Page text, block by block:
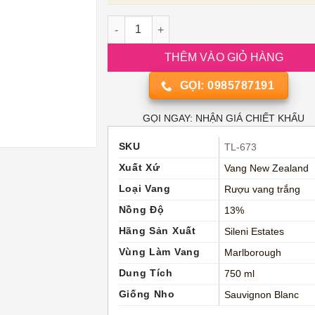
Rượu Vang Trắng New Zealand Sileni
THÊM VÀO GIỎ HÀNG
GỌI: 0985787191
GỌI NGAY: NHẬN GIÁ CHIẾT KHẤU
SKU
TL-673
Xuất Xứ
Vang New Zealand
Loại Vang
Rượu vang trắng
Nồng Độ
13%
Hãng Sản Xuất
Sileni Estates
Vùng Làm Vang
Marlborough
Dung Tích
750 ml
Giống Nho
Sauvignon Blanc